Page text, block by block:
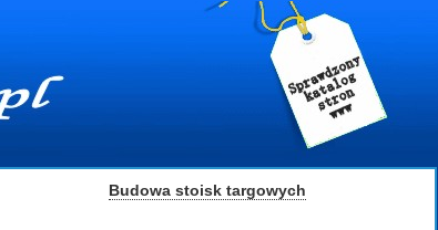
Budowa stoisk targowych